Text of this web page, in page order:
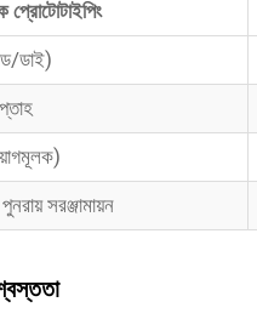
প্রোটোটাইপিং
ডাই)
সরঞ্জামায়ন